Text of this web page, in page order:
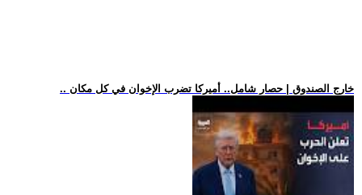
.. خارج الصندوق | حصار شامل.. أميركا تضرب الإخوان في كل مكان